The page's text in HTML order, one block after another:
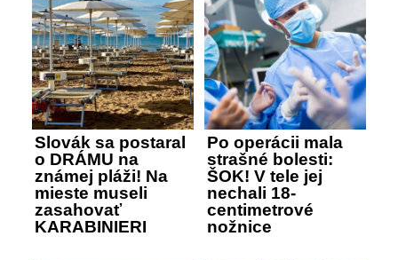
Slovák sa postaral
o DRÁMU na
známej pláži! Na
mieste museli
zasahovať
KARABINIERI
Po operácii mala
strašné bolesti:
ŠOK! V tele jej
nechali 18-
centimetrové
nožnice